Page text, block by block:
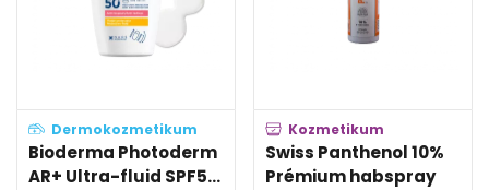
Dermokozmetikum
Bioderma Photoderm
AR+ Ultra-fluid SPF5...
Kozmetikum
Swiss Panthenol 10%
Prémium habspray